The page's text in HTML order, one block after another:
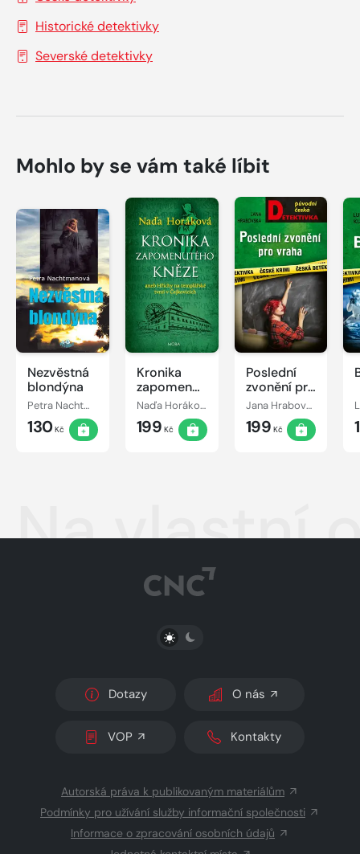
Historické detektivky
Severské detektivky
Mohlo by se vám také líbit
Nezvěstná
blondýna
Petra Nachtmanová
130Kč
Kronika
zapomenutého
kněze
Naďa Horáková
199 Kč
Poslední
zvonění pro
vraha
Jana Hrabovská
199 Kč
Na vlastní
PŘEPNOUT SVĚTLÝ/TMAVÝ REŽIM
Dotazy O nás
VOP Kontakty
Autorská práva k publikovaným materiálům
Podmínky pro užívání služby informační společnosti
Informace o zpracování osobních údajů